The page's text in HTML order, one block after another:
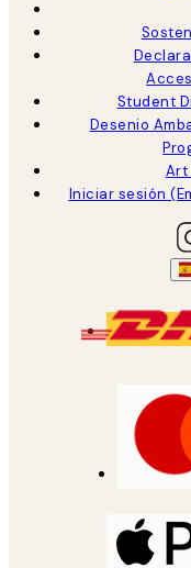
Student
Desenio
Art
Iniciar sesión